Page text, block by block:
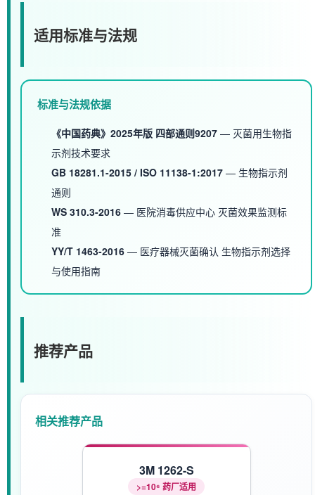
适用标准与法规
标准与法规依据
《中国药典》2025年版 四部通则9207 — 灭菌用生物指
示剂技术要求
GB 18281.1-2015 / ISO 11138-1:2017 — 生物指示剂
通则
WS 310.3-2016 — 医院消毒供应中心 灭菌效果监测标
准
YY/T 1463-2016 — 医疗器械灭菌确认 生物指示剂选择
与使用指南
推荐产品
相关推荐产品
3M 1262-S
>=10⁶ 药厂适用